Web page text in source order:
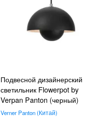
Подвесной дизайнерский
светильник Flowerpot by
Verpan Panton (черный)
Verner Panton Китай